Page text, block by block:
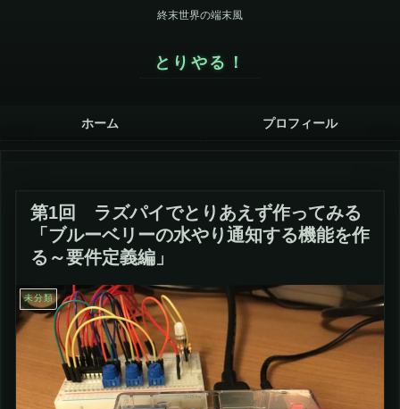
終末世界の端末風
とりやる！
ホーム プロフィール
第1回 ラズパイでとりあえず作ってみる
「ブルーベリーの水やり通知する機能を作
る～要件定義編」
未分類